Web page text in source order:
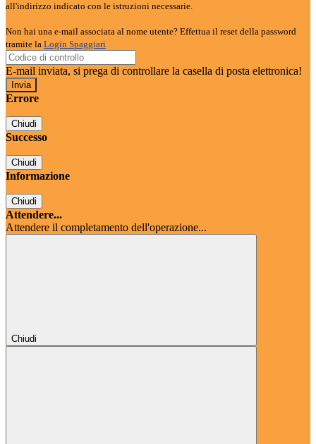
all'indirizzo indicato con le istruzioni necessarie.
Non hai una e-mail associata al nome utente? Effettua il reset della password
tramite la Login Spaggiari
E-mail inviata, si prega di controllare la casella di posta elettronica!
Errore
Chiudi
Successo
Chiudi
Informazione
Chiudi
Attendere...
Attendere il completamento dell'operazione...
Chiudi